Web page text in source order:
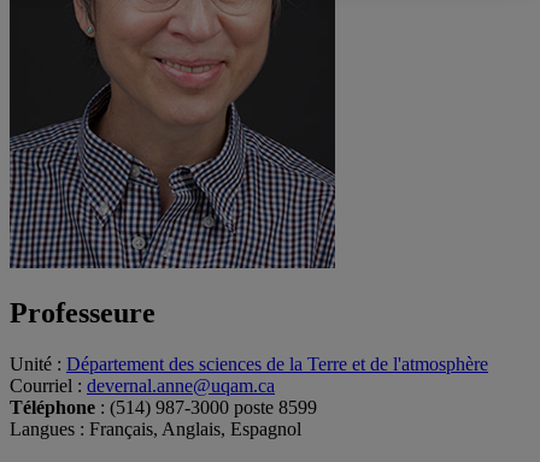
Professeure
Unité : Département des sciences de la Terre et de l'atmosphère
Courriel : devernal.anne@uqam.ca
Téléphone : (514) 987-3000 poste 8599
Langues : Français, Anglais, Espagnol